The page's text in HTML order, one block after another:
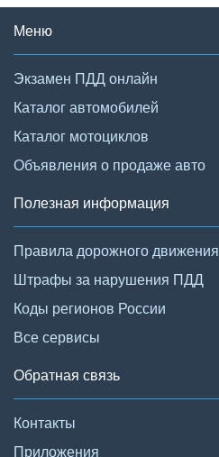
Меню
Экзамен ПДД онлайн
Каталог автомобилей
Каталог мотоциклов
Объявления о продаже авто
Полезная информация
Правила дорожного движения
Штрафы за нарушения ПДД
Коды регионов России
Все сервисы
Обратная связь
Контакты
Приложения